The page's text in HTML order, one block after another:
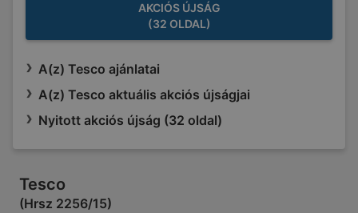
AKCIÓS ÚJSÁG
(32 OLDAL)
A(z) Tesco ajánlatai
A(z) Tesco aktuális akciós újságjai
Nyitott akciós újság (32 oldal)
Tesco
(Hrsz 2256/15)